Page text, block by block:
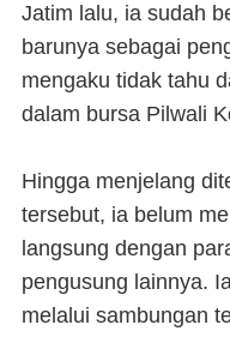
Jatim lalu, ia sudah
barunya sebagai
mengaku tidak tahu
dalam bursa Pilwali
Hingga menjelang
tersebut, ia belum
langsung dengan
pengusung lainnya.
melalui sambungan